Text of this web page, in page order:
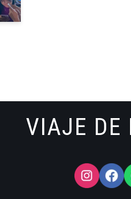
VIAJE DE